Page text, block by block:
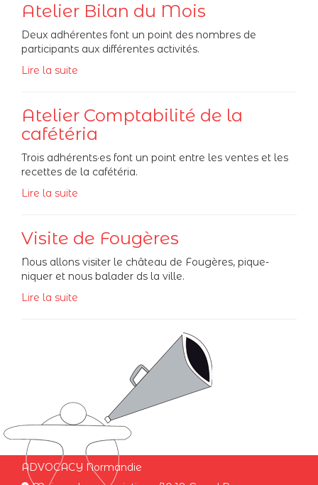
Atelier Bilan du Mois
Deux adhérentes font un point des nombres de
participants aux différentes activités.
Lire la suite
Atelier Comptabilité de la
cafétéria
Trois adhérents·es font un point entre les ventes et les
recettes de la cafétéria.
Lire la suite
Visite de Fougères
Nous allons visiter le château de Fougères, pique-
niquer et nous balader ds la ville.
Lire la suite
ADVOCACY Normandie